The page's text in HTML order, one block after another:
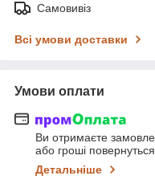
Самовивіз
Всі умови доставки
Умови оплати
Ви отримаєте
або гроші
Детальніше